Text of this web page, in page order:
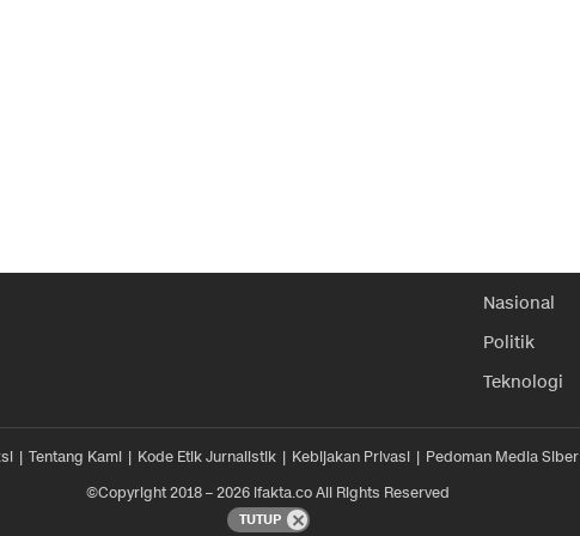
Nasional
Politik
Teknologi
Tentang Kami Kode Etik Jurnalistik Kebijakan Privasi
Pedoman Media Siber
©Copyright 2018 – 2026 ifakta.co All Rights Reserved
TUTUP